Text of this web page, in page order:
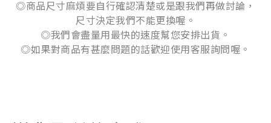
◎商品尺寸麻煩要自行確認清楚或是跟我們再做討論，
尺寸決定我們不能更換喔。
◎我們會盡量用最快的速度幫您安排出貨。
◎如果對商品有甚麼問題的話歡迎使用客服詢問喔。